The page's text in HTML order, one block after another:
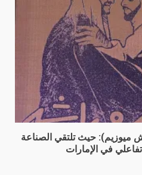
ميوزيم): حيث تلتقي الصناعة
في الإمارات